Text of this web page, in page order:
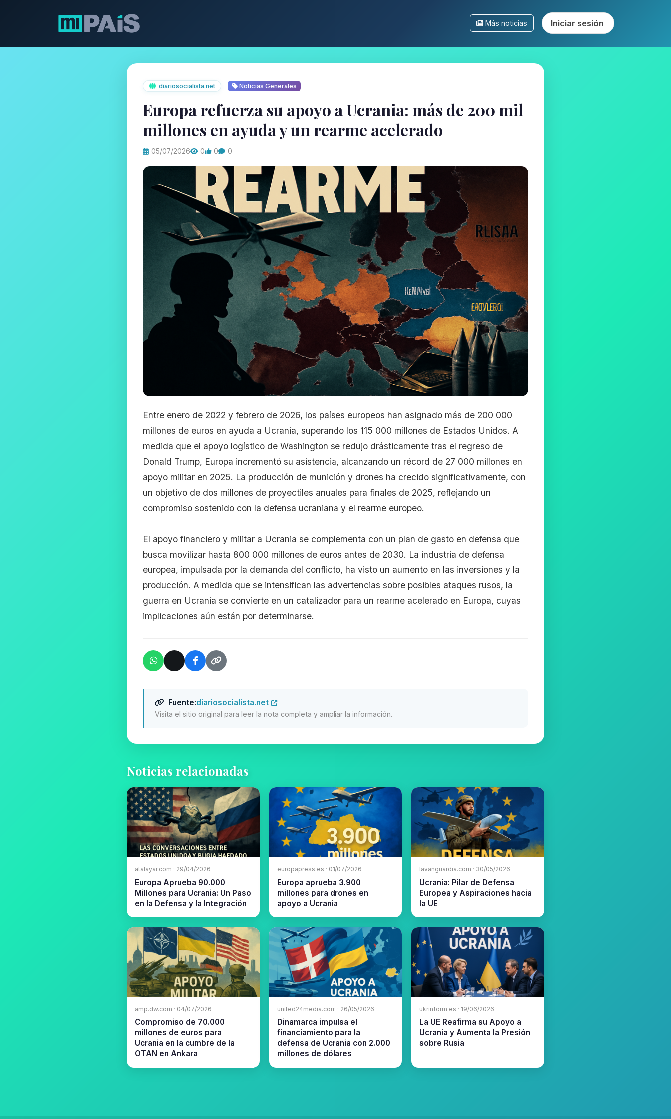
Más noticias Iniciar sesión
diariosocialista.net Noticias Generales
Europa refuerza su apoyo a Ucrania: más de 200 mil
millones en ayuda y un rearme acelerado
05/07/2026 0 0 0
Entre enero de 2022 y febrero de 2026, los países europeos han asignado más de 200 000
millones de euros en ayuda a Ucrania, superando los 115 000 millones de Estados Unidos. A
medida que el apoyo logístico de Washington se redujo drásticamente tras el regreso de
Donald Trump, Europa incrementó su asistencia, alcanzando un récord de 27 000 millones en
apoyo militar en 2025. La producción de munición y drones ha crecido significativamente, con
un objetivo de dos millones de proyectiles anuales para finales de 2025, reflejando un
compromiso sostenido con la defensa ucraniana y el rearme europeo.
El apoyo financiero y militar a Ucrania se complementa con un plan de gasto en defensa que
busca movilizar hasta 800 000 millones de euros antes de 2030. La industria de defensa
europea, impulsada por la demanda del conflicto, ha visto un aumento en las inversiones y la
producción. A medida que se intensifican las advertencias sobre posibles ataques rusos, la
guerra en Ucrania se convierte en un catalizador para un rearme acelerado en Europa, cuyas
implicaciones aún están por determinarse.
Fuente:diariosocialista.net
Visita el sitio original para leer la nota completa y ampliar la información.
Noticias relacionadas
atalayar.com · 29/04/2026
Europa Aprueba 90.000
Millones para Ucrania: Un Paso
en la Defensa y la Integración
europapress.es · 01/07/2026
Europa aprueba 3.900
millones para drones en
apoyo a Ucrania
lavanguardia.com · 30/05/2026
Ucrania: Pilar de Defensa
Europea y Aspiraciones hacia
la UE
amp.dw.com · 04/07/2026
Compromiso de 70.000
millones de euros para
Ucrania en la cumbre de la
OTAN en Ankara
united24media.com · 26/05/2026
Dinamarca impulsa el
financiamiento para la
defensa de Ucrania con 2.000
millones de dólares
ukrinform.es · 19/06/2026
La UE Reafirma su Apoyo a
Ucrania y Aumenta la Presión
sobre Rusia